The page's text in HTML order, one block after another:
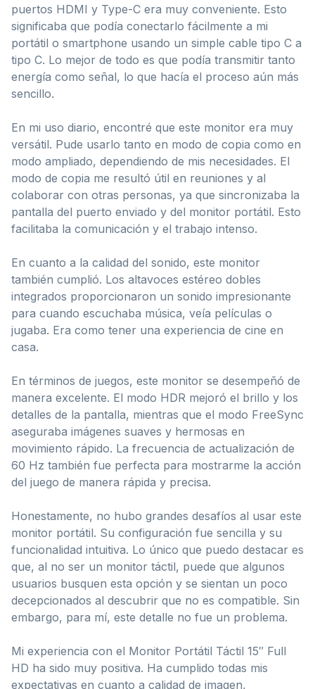
puertos HDMI y Type-C era muy conveniente. Esto
significaba que podía conectarlo fácilmente a mi
portátil o smartphone usando un simple cable tipo C a
tipo C. Lo mejor de todo es que podía transmitir tanto
energía como señal, lo que hacía el proceso aún más
sencillo.
En mi uso diario, encontré que este monitor era muy
versátil. Pude usarlo tanto en modo de copia como en
modo ampliado, dependiendo de mis necesidades. El
modo de copia me resultó útil en reuniones y al
colaborar con otras personas, ya que sincronizaba la
pantalla del puerto enviado y del monitor portátil. Esto
facilitaba la comunicación y el trabajo intenso.
En cuanto a la calidad del sonido, este monitor
también cumplió. Los altavoces estéreo dobles
integrados proporcionaron un sonido impresionante
para cuando escuchaba música, veía películas o
jugaba. Era como tener una experiencia de cine en
casa.
En términos de juegos, este monitor se desempeñó de
manera excelente. El modo HDR mejoró el brillo y los
detalles de la pantalla, mientras que el modo FreeSync
aseguraba imágenes suaves y hermosas en
movimiento rápido. La frecuencia de actualización de
60 Hz también fue perfecta para mostrarme la acción
del juego de manera rápida y precisa.
Honestamente, no hubo grandes desafíos al usar este
monitor portátil. Su configuración fue sencilla y su
funcionalidad intuitiva. Lo único que puedo destacar es
que, al no ser un monitor táctil, puede que algunos
usuarios busquen esta opción y se sientan un poco
decepcionados al descubrir que no es compatible. Sin
embargo, para mí, este detalle no fue un problema.
Mi experiencia con el Monitor Portátil Táctil 15″ Full
HD ha sido muy positiva. Ha cumplido todas mis
expectativas en cuanto a calidad de imagen,